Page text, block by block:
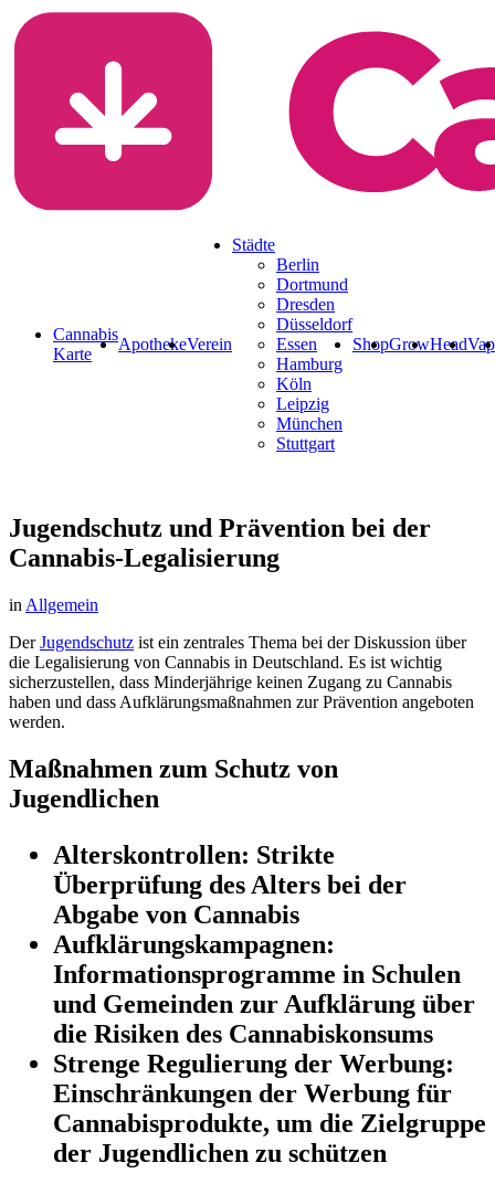
Cannabis
Karte
ApothekeVerein
Städte
Berlin
Dortmund
Dresden
Düsseldorf
Essen
Hamburg
Köln
Leipzig
München
Stuttgart
ShopGrowHead
Jugendschutz und Prävention bei der
Cannabis-Legalisierung
in Allgemein
DerJugendschutz ist ein zentrales Thema bei der Diskussion über
die Legalisierung von Cannabis in Deutschland. Es ist wichtig
sicherzustellen, dass Minderjährige keinen Zugang zu Cannabis
haben und dass Aufklärungsmaßnahmen zur Prävention angeboten
werden.
Maßnahmen zum Schutz von
Jugendlichen
Alterskontrollen: Strikte
Überprüfung des Alters bei der
Abgabe von Cannabis
Aufklärungskampagnen:
Informationsprogramme in Schulen
und Gemeinden zur Aufklärung über
die Risiken des Cannabiskonsums
Strenge Regulierung der Werbung:
Einschränkungen der Werbung für
Cannabisprodukte, um die Zielgruppe
der Jugendlichen zu schützen
Rezept & Blüten